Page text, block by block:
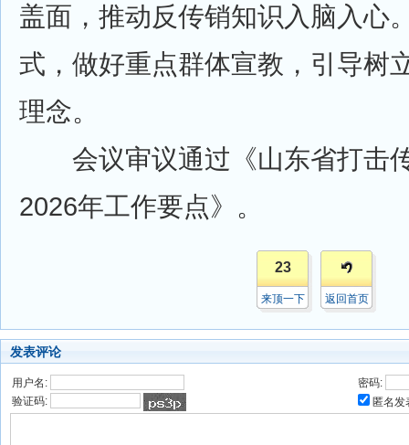
盖面，推动反传销知识入脑入心
式，做好重点群体宣教，引导树
理念。
会议审议通过《山东省打击
2026年工作要点》。
23
来顶一下 返回首页
发表评论
用户名:
密码:
验证码:
匿名发